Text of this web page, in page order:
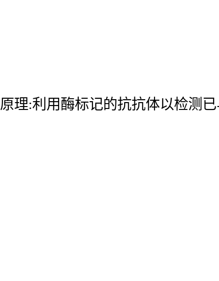
原理:利用酶标记的抗抗体以检测